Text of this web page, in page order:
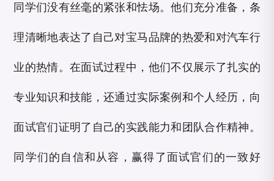
同学们没有丝毫的紧张和怯场。他们充分准备，条
理清晰地表达了自己对宝马品牌的热爱和对汽车行
业的热情。在面试过程中，他们不仅展示了扎实的
专业知识和技能，还通过实际案例和个人经历，向
面试官们证明了自己的实践能力和团队合作精神。
同学们的自信和从容，赢得了面试官们的一致好